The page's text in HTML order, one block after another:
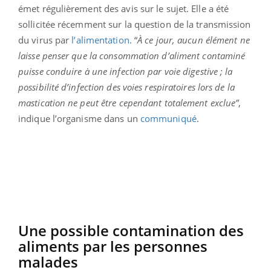
émet régulièrement des avis sur le sujet. Elle a été
sollicitée récemment sur la question de la transmission
du virus par l’alimentation. “À ce jour, aucun élément ne
laisse penser que la consommation d’aliment contaminé
puisse conduire à une infection par voie digestive ; la
possibilité d’infection des voies respiratoires lors de la
mastication ne peut être cependant totalement exclue”,
indique l’organisme dans un communiqué.
Une possible contamination des
aliments par les personnes
malades